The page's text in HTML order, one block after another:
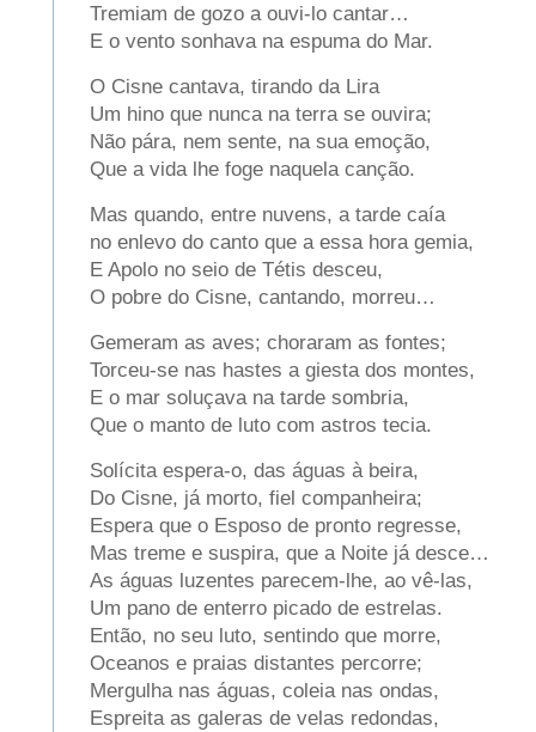
Tremiam de gozo a ouvi-lo cantar…
E o vento sonhava na espuma do Mar.
O Cisne cantava, tirando da Lira
Um hino que nunca na terra se ouvira;
Não pára, nem sente, na sua emoção,
Que a vida lhe foge naquela canção.
Mas quando, entre nuvens, a tarde caía
no enlevo do canto que a essa hora gemia,
E Apolo no seio de Tétis desceu,
O pobre do Cisne, cantando, morreu…
Gemeram as aves; choraram as fontes;
Torceu-se nas hastes a giesta dos montes,
E o mar soluçava na tarde sombria,
Que o manto de luto com astros tecia.
Solícita espera-o, das águas à beira,
Do Cisne, já morto, fiel companheira;
Espera que o Esposo de pronto regresse,
Mas treme e suspira, que a Noite já desce…
As águas luzentes parecem-lhe, ao vê-las,
Um pano de enterro picado de estrelas.
Então, no seu luto, sentindo que morre,
Oceanos e praias distantes percorre;
Mergulha nas águas, coleia nas ondas,
Espreita as galeras de velas redondas,